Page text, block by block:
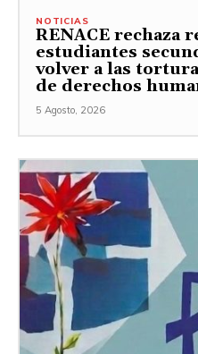
NOTICIAS
RENACE rechaza
estudiantes
volver a las
de derechos
5 Agosto, 2026